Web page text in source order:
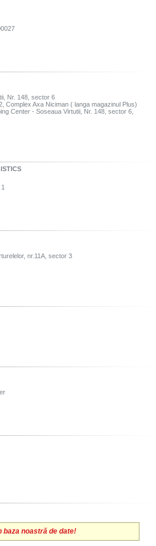
Nr. 148, sector 6
Complex Axa Niciman ( langa magazinul Plus)
Center - Soseaua Virtutii, Nr. 148, sector 6,
nr.11A, sector 3
baza noastră de date!